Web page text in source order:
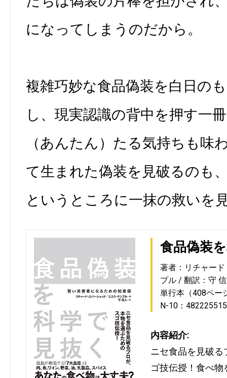
になってしまうのだから。
複雑巧妙な食品偽装を白日の
し、現実認識の背中を押す一
（あんたん）たる気持ちも味
て生まれた偽装を見破るのも
というところに一抹の救いを
食品偽装
著者：リチャー
プル
翻訳：守
単行本（408ペー
N-10：
内容紹介:
ニセ食品を見破
ゴ技伝授！食べ